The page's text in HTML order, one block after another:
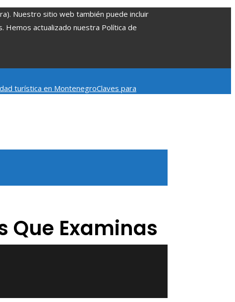
Nuestro sitio web también puede incluir
Hemos actualizado nuestra Política de
turística en MontenegroClaves para
Que Examinas